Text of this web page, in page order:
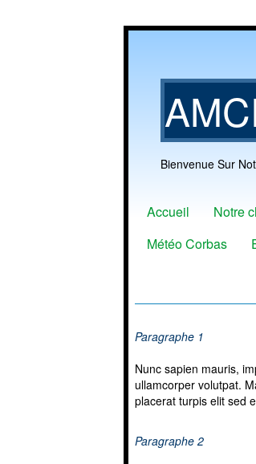
Bienvenue Sur
Accueil Notre
Météo Corbas
Paragraphe 1
Nunc sapien mauris,
ullamcorper volutpat.
placerat turpis elit sed
Paragraphe 2